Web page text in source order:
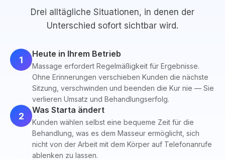
Drei alltägliche Situationen, in denen der
Unterschied sofort sichtbar wird.
1
Heute in Ihrem Betrieb
Massage erfordert Regelmäßigkeit für Ergebnisse.
Ohne Erinnerungen verschieben Kunden die nächste
Sitzung, verschwinden und beenden die Kur nie — Sie
verlieren Umsatz und Behandlungserfolg.
2
Was Starta ändert
Kunden wählen selbst eine bequeme Zeit für die
Behandlung, was es dem Masseur ermöglicht, sich
nicht von der Arbeit mit dem Körper auf Telefonanrufe
ablenken zu lassen.